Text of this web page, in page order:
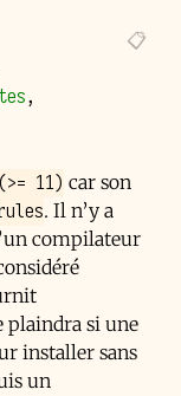
11) car son
. Il n’y a
compilateur
plaindra si une
installer sans
un